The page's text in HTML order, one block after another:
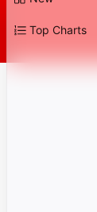
Top Charts